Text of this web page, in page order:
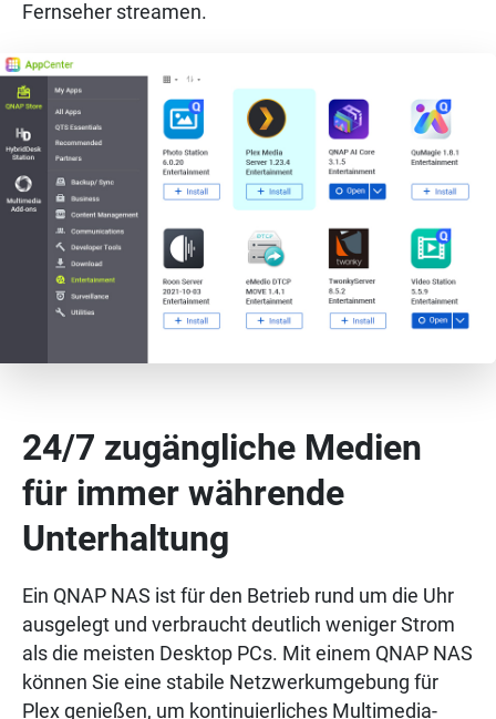
Fernseher streamen.
24/7 zugängliche Medien
für immer währende
Unterhaltung
Ein QNAP NAS ist für den Betrieb rund um die Uhr
ausgelegt und verbraucht deutlich weniger Strom
als die meisten Desktop PCs. Mit einem QNAP NAS
können Sie eine stabile Netzwerkumgebung für
Plex genießen, um kontinuierliches Multimedia-